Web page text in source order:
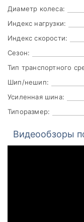
Диаметр колеса:
Индекс нагрузки:
Индекс скорости:
Сезон:
Тип транспортного
Шип/нешип:
Усиленная шина:
Типоразмер:
Видеообзоры